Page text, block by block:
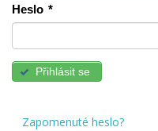
Heslo *
Přihlásit se
Zapomenuté heslo?